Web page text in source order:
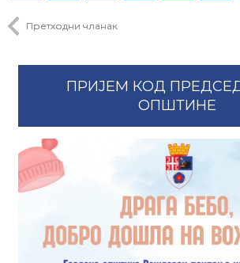
Претходни чланак
ПРИЈЕМ КОД
ОПШТИНЕ